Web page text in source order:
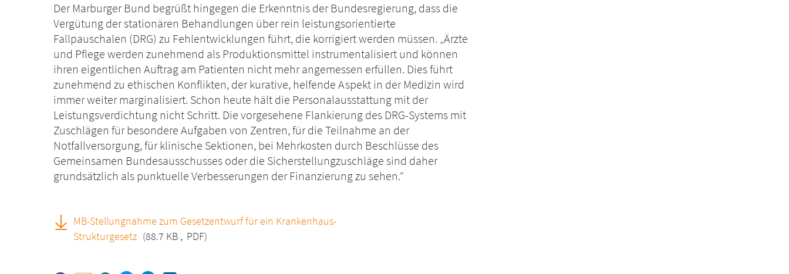
Der Marburger Bund begrüßt hingegen die Erkenntnis der Bundesregierung, dass die
Vergütung der stationären Behandlungen über rein leistungsorientierte
Fallpauschalen (DRG) zu Fehlentwicklungen führt, die korrigiert werden müssen. „Ärzte
und Pflege werden zunehmend als Produktionsmittel instrumentalisiert und können
ihren eigentlichen Auftrag am Patienten nicht mehr angemessen erfüllen. Dies führt
zunehmend zu ethischen Konflikten, der kurative, helfende Aspekt in der Medizin wird
immer weiter marginalisiert. Schon heute hält die Personalausstattung mit der
Leistungsverdichtung nicht Schritt. Die vorgesehene Flankierung des DRG-Systems mit
Zuschlägen für besondere Aufgaben von Zentren, für die Teilnahme an der
Notfallversorgung, für klinische Sektionen, bei Mehrkosten durch Beschlüsse des
Gemeinsamen Bundesausschusses oder die Sicherstellungzuschläge sind daher
grundsätzlich als punktuelle Verbesserungen der Finanzierung zu sehen.“
MB-Stellungnahme zum Gesetzentwurf für ein Krankenhaus-
Strukturgesetz (88.7 KB , PDF)